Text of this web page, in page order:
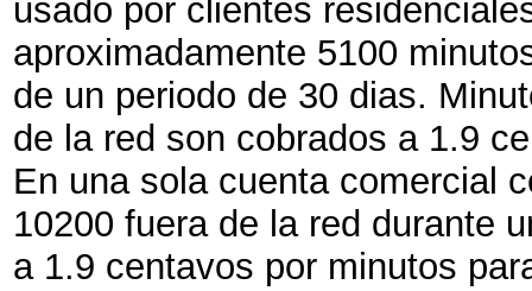
usado por clientes
aproximadamente 5100
de un periodo de 30 dias.
de la red son cobrados a 1.9
En una sola cuenta comercial
10200 fuera de la red durante
a 1.9 centavos por minutos